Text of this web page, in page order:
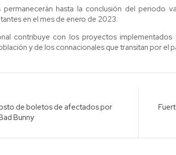
permanecerán hasta la conclusión del periodo
en el mes de enero de 2023.
contribuye con los proyectos
y de los connacionales que transitan por el
de boletos de afectados por
Bunny